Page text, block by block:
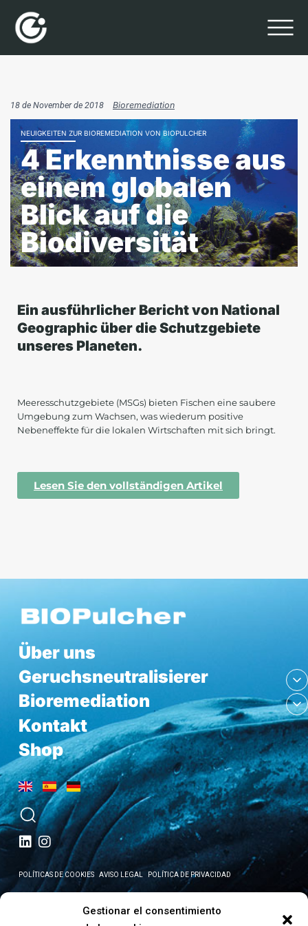
Gestionar el consentimiento
18 de November de 2018 Bioremediation
NEUIGKEITEN ZUR BIOREMEDIATION VON BIOPULCHER
4 Erkenntnisse aus
einem globalen
Blick auf die
Biodiversität
Ein ausführlicher Bericht von National
Geographic über die Schutzgebiete
unseres Planeten.
Meeresschutzgebiete (MSGs) bieten Fischen eine saubere
Umgebung zum Wachsen, was wiederum positive
Nebeneffekte für die lokalen Wirtschaften mit sich bringt.
Lesen Sie den vollständigen Artikel
Über uns
Geruchsneutralisierer
Bioremediation
Kontakt
Shop
POLÍTICAS DE COOKIES AVISO LEGAL POLÍTICA DE PRIVACIDAD